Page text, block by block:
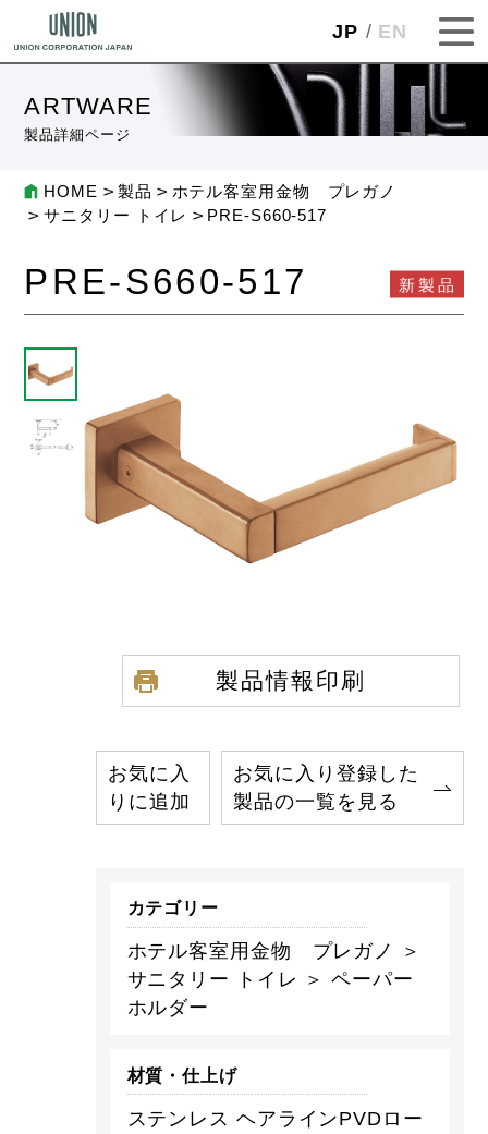
JP EN
ARTWARE
製品詳細ページ
HOME 製品
ホテル客室用金物 プレガノ
サニタリー トイレ
PRE-S660-517
PRE-S660-517 新製品
製品情報印刷
お気に入
りに追加
お気に入り登録した
製品の一覧を見る
カテゴリー
ホテル客室用金物 プレガノ ＞
サニタリー トイレ ＞ ペーパー
ホルダー
材質・仕上げ
ステンレス ヘアラインPVDロー